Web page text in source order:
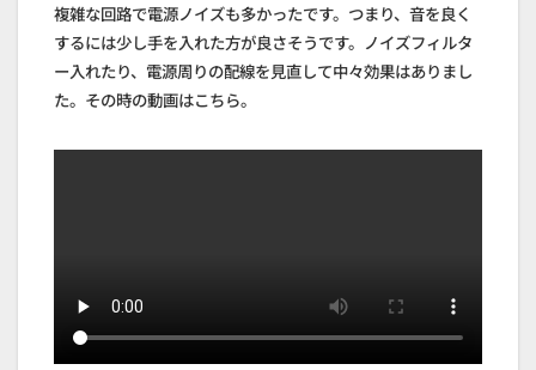
複雑な回路で電源ノイズも多かったです。つまり、音を良く
するには少し手を入れた方が良さそうです。ノイズフィルタ
ー入れたり、電源周りの配線を見直して中々効果はありまし
た。その時の動画はこちら。